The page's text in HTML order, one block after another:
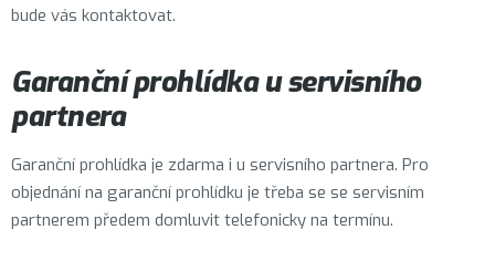
Moje objednávka
bude vás kontaktovat.
Garanční prohlídka u servisního
partnera
Garanční prohlídka je zdarma i u servisního partnera. Pro
objednání na garanční prohlídku je třeba se se servisním
partnerem předem domluvit telefonicky na termínu.